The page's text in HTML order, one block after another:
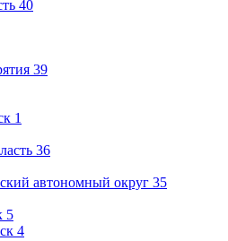
40
39
1
36
автономный округ 35
5
4